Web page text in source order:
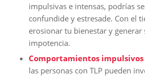
impulsivas e intensas, podrías
confundide y estresade. Con el
erosionar tu bienestar y
impotencia.
Comportamientos
las personas con TLP pueden